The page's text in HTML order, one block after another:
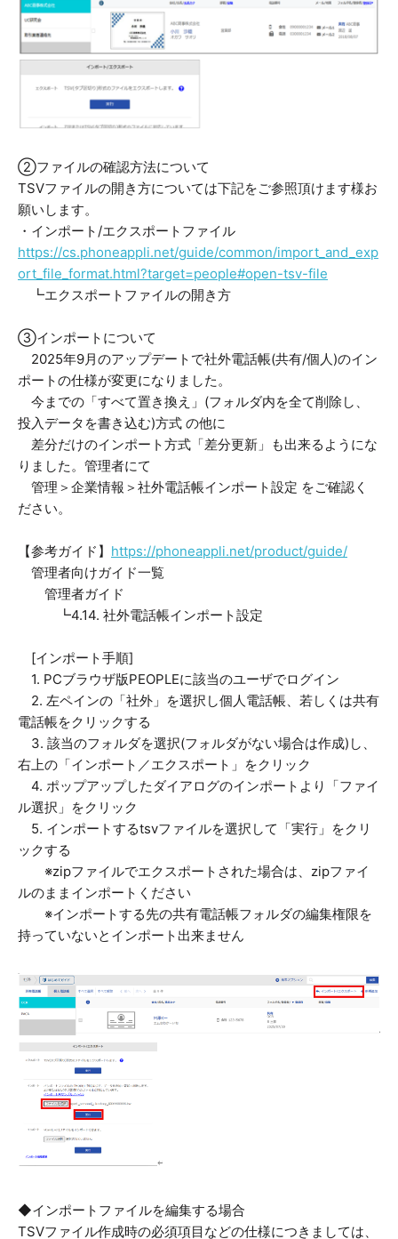
②ファイルの確認方法について
TSVファイルの開き方については下記をご参照頂けます様お
願いします。
・インポート/エクスポートファイル
https://cs.phoneappli.net/guide/common/import_and_exp
ort_file_format.html?target=people#open-tsv-file
┗エクスポートファイルの開き方
③インポートについて
2025年9月のアップデートで社外電話帳(共有/個人)のイン
ポートの仕様が変更になりました。
今までの「すべて置き換え」(フォルダ内を全て削除し、
投入データを書き込む)方式 の他に
差分だけのインポート方式「差分更新」も出来るようにな
りました。管理者にて
管理＞企業情報＞社外電話帳インポート設定 をご確認く
ださい。
【参考ガイド】 https://phoneappli.net/product/guide/
管理者向けガイド一覧
管理者ガイド
┗4.14. 社外電話帳インポート設定
[インポート手順]
1. PCブラウザ版PEOPLEに該当のユーザでログイン
2. 左ペインの「社外」を選択し個人電話帳、若しくは共有
電話帳をクリックする
3. 該当のフォルダを選択(フォルダがない場合は作成)し、
右上の「インポート／エクスポート」をクリック
4. ポップアップしたダイアログのインポートより「ファイ
ル選択」をクリック
5. インポートするtsvファイルを選択して「実行」をクリ
ックする
※zipファイルでエクスポートされた場合は、zipファイ
ルのままインポートください
※インポートする先の共有電話帳フォルダの編集権限を
持っていないとインポート出来ません
◆インポートファイルを編集する場合
TSVファイル作成時の必須項目などの仕様につきましては、